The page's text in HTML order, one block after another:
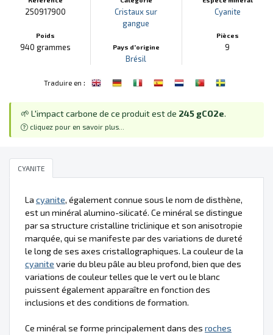
250917900
Poids
940 grammes
Cristaux sur
gangue
Pays d'origine
Brésil
Cyanite
Pièces
9
Traduire en :
🌱 L'impact carbone de ce produit est de 245 gCO2e.
cliquez pour en savoir plus...
CYANITE
La cyanite, également connue sous le nom de disthène,
est un minéral alumino-silicaté. Ce minéral se distingue
par sa structure cristalline triclinique et son anisotropie
marquée, qui se manifeste par des variations de dureté
le long de ses axes cristallographiques. La couleur de la
cyanite varie du bleu pâle au bleu profond, bien que des
variations de couleur telles que le vert ou le blanc
puissent également apparaître en fonction des
inclusions et des conditions de formation.
Ce minéral se forme principalement dans des roches